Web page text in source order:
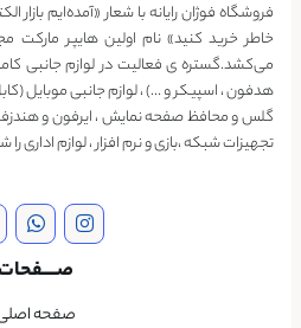
فروشگاه فوژان رایانه با شعار «آمده‌ایم بازار
خاطر خرید کنید» نام اولین هایپر مارکت
می‌کشد.گستره ی فعالیت در لوازم جانبی
هدفون ، اسپیکر و …) ، لوازم جانبی موبایل
گلس و محافظ صفحه نمایش ، ایرفون و
تجهیزات شبکه ،بازی و نرم افزار ، لوازم اداری
صــــفحات
صفحه